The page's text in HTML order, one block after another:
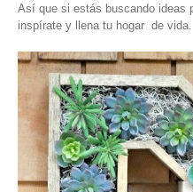
Así que si estás buscando ideas
inspírate y llena tu hogar de vida.